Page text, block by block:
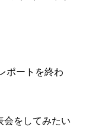
ポートを終わ
会をしてみたい